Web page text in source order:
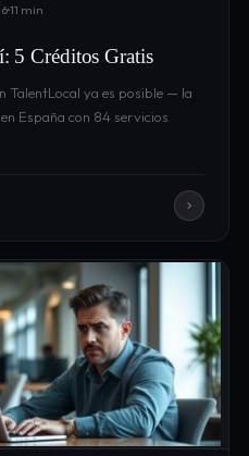
11 min
5 Créditos Gratis
TalentLocal ya es posible — la
España con 84 servicios